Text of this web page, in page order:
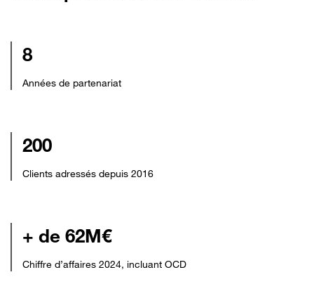
8
Années de partenariat
200
Clients adressés depuis 2016
+ de 62M€
Chiffre d’affaires 2024, incluant OCD